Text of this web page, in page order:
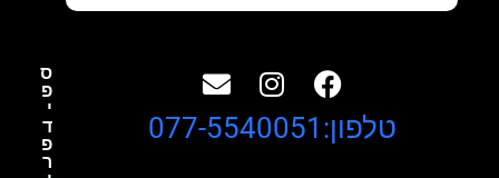
ס
פ
י
ד
פ
ר
טלפון:077-5540051